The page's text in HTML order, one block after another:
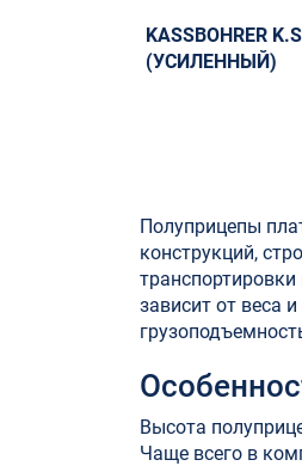
KASSBOHRER
(УСИЛЕННЫЙ)
Полуприцепы
конструкций,
зависит от веса
Высота
Чаще всего в